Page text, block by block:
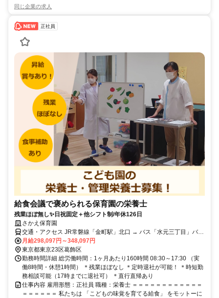
同じ企業の求人
正社員
給食会議で褒められる保育園の栄養士
残業ほぼ無し✨日祝固定＋他シフト制/年休126日
さかえ保育園
交通・アクセス JR常磐線「金町駅」北口 → バス「水元三丁目」バス
停下車 徒歩約3分（バスで約7分）
月給298,097円～348,097円
東京都東京23区葛飾区
勤務時間詳細 総労働時間：1ヶ月あたり160時間 08:30～17:30 （実
働8時間・休憩1時間） ＊残業ほぼなし ＊定時退社が可能！ ＊時短勤
務相談可能（17時までに退社可） ＊直行直帰あり
仕事内容 雇用形態：正社員 職種：栄養士 ＝＝＝＝＝＝＝＝＝＝＝＝
＝＝＝＝＝＝ 私たちは 「こどもの味覚を育てる給食」 をモットーに